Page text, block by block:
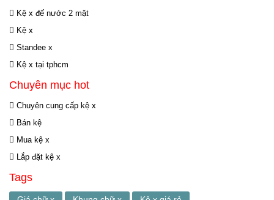
Kệ x đế nước 2 mặt
Kệ x
Standee x
Kệ x tại tphcm
Chuyên mục hot
Chuyên cung cấp kệ x
Bán kệ
Mua kệ x
Lắp đặt kệ x
Tags